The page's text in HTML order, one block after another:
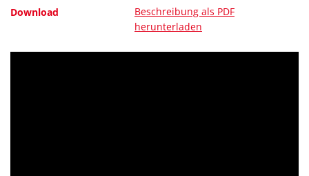
Download
Beschreibung als PDF
herunterladen